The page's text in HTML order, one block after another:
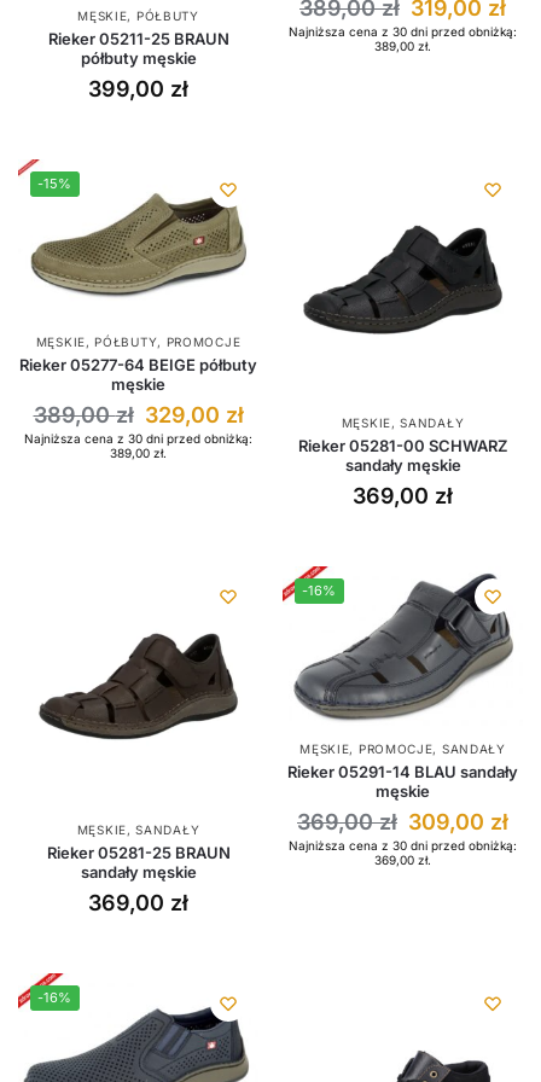
MĘSKIE, PÓŁBUTY
Rieker 05211-25 BRAUN
półbuty męskie
399,00 zł
389,00zł 319,00 zł
Najniższa cena z 30 dni przed obniżką:
389,00 zł.
-15%
MĘSKIE,PÓŁBUTY, PROMOCJE
Rieker 05277-64 BEIGE półbuty
męskie
389,00zł 329,00 zł
Najniższa cena z 30 dni przed obniżką:
389,00 zł.
MĘSKIE,SANDAŁY
Rieker 05281-00 SCHWARZ
sandały męskie
369,00 zł
MĘSKIE,SANDAŁY
Rieker 05281-25 BRAUN
sandały męskie
369,00 zł
-16%
MĘSKIE, PROMOCJE, SANDAŁY
Rieker 05291-14 BLAU sandały
męskie
369,00zł 309,00 zł
Najniższa cena z 30 dni przed obniżką:
369,00 zł.
-16%